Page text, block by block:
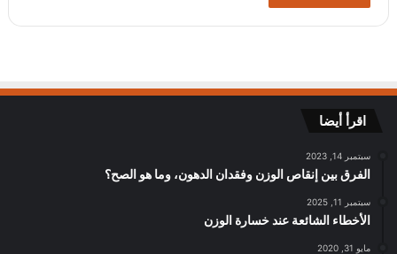
اقرأ أيضا
سبتمبر 14, 2023
الفرق بين إنقاص الوزن وفقدان الدهون، وما هو الصح؟
سبتمبر 11, 2025
الأخطاء الشائعة عند خسارة الوزن
مايو 31, 2020